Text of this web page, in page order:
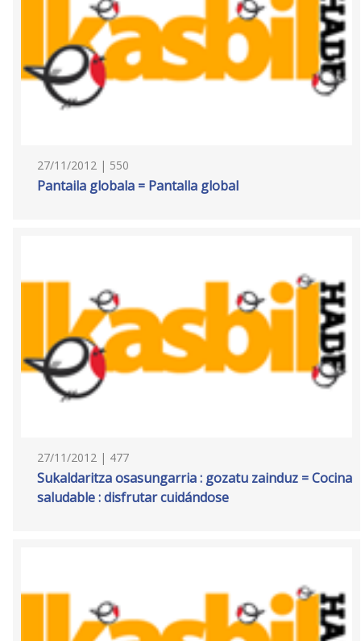
27/11/2012 | 550
Pantaila globala = Pantalla global
27/11/2012 | 477
Sukaldaritza osasungarria : gozatu zainduz = Cocina
saludable : disfrutar cuidándose